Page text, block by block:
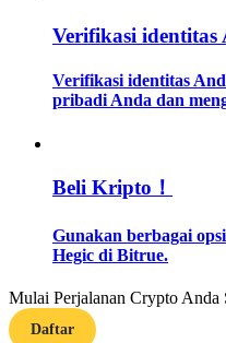
Pelajari cara untuk tetap
Verifikasi identitas
Verifikasi identitas
pribadi Anda dan
Beli Kripto！
Gunakan berbagai
Hegic di Bitrue.
Mulai Perjalanan Crypto Anda
Daftar